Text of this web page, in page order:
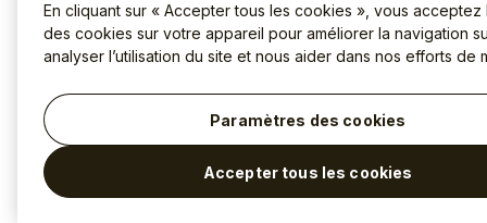
En cliquant sur « Accepter tous les cookies », vous
des cookies sur votre appareil pour améliorer la navigation
analyser l’utilisation du site et nous aider dans nos efforts de
Paramètres des cookies
Accepter tous les cookies